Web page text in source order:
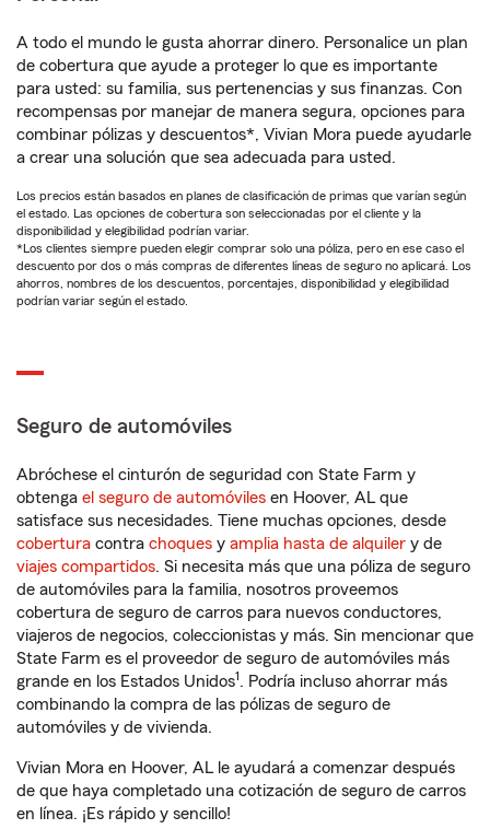
A todo el mundo le gusta ahorrar dinero. Personalice un plan
de cobertura que ayude a proteger lo que es importante
para usted: su familia, sus pertenencias y sus finanzas. Con
recompensas por manejar de manera segura, opciones para
combinar pólizas y descuentos*, Vivian Mora puede ayudarle
a crear una solución que sea adecuada para usted.
Los precios están basados en planes de clasificación de primas que varían según
el estado. Las opciones de cobertura son seleccionadas por el cliente y la
disponibilidad y elegibilidad podrían variar.
*Los clientes siempre pueden elegir comprar solo una póliza, pero en ese caso el
descuento por dos o más compras de diferentes líneas de seguro no aplicará. Los
ahorros, nombres de los descuentos, porcentajes, disponibilidad y elegibilidad
podrían variar según el estado.
Seguro de automóviles
Abróchese el cinturón de seguridad con State Farm y
obtenga el seguro de automóviles en Hoover, AL que
satisface sus necesidades. Tiene muchas opciones, desde
cobertura contra choques y amplia hasta de alquiler y de
viajes compartidos. Si necesita más que una póliza de seguro
de automóviles para la familia, nosotros proveemos
cobertura de seguro de carros para nuevos conductores,
viajeros de negocios, coleccionistas y más. Sin mencionar que
State Farm es el proveedor de seguro de automóviles más
grande en los Estados Unidos1 . Podría incluso ahorrar más
combinando la compra de las pólizas de seguro de
automóviles y de vivienda.
Vivian Mora en Hoover, AL le ayudará a comenzar después
de que haya completado una cotización de seguro de carros
en línea. ¡Es rápido y sencillo!